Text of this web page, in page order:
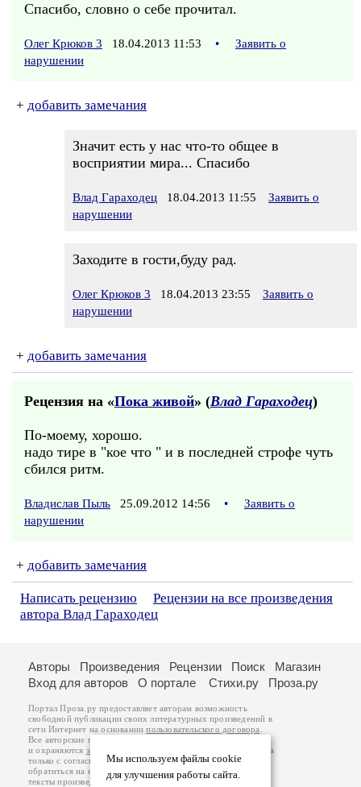
Спасибо, словно о себе прочитал.
Олег Крюков 3 18.04.2013 11:53 •
Заявить о
нарушении
+ добавить замечания
Значит есть у нас что-то общее в
восприятии мира... Спасибо
Влад Гараходец 18.04.2013 11:55
Заявить о
нарушении
Заходите в гости,буду рад.
Олег Крюков 3 18.04.2013 23:55
Заявить о
нарушении
+ добавить замечания
Рецензия на «Пока живой» (Влад Гараходец)
По-моему, хорошо.
надо тире в "кое что " и в последней строфе чуть
сбился ритм.
Владислав Пыль 25.09.2012 14:56 •
Заявить о
нарушении
+ добавить замечания
Написать рецензию
Рецензии на все произведения
автора Влад Гараходец
Мы используем файлы cookie
для улучшения работы сайта.
Авторы Произведения Рецензии Поиск
Магазин
Вход для авторов
О портале Стихи.ру Проза.ру
Портал Проза.ру предоставляет авторам возможность
свободной публикации своих литературных произведений в
сети Интернет на основаниипользовательского договора
Все авторские права на произведения принадлежат авторам
и охраняются законом
. Перепечатка произведений возможна
только с согласия его автора, к которому вы можете
обратиться на его авторской странице. Ответственность за
тексты произведений авторы несут самостоятельно на